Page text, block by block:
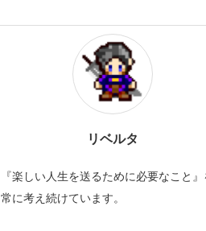
リベルタ
『楽しい人生を送るために必要なこと』
常に考え続けています。